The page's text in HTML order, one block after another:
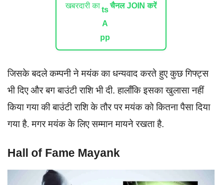
खबरदारी का चैनल JOIN करें
जिसके बदले कम्पनी ने मयंक का धन्यवाद करते हुए कुछ गिफ्ट्स
भी दिए और बग बाउंटी राशि भी दी. हालाँकि इसका खुलासा नहीं
किया गया की बाउंटी राशि के तौर पर मयंक को कितना पैसा दिया
गया है. मगर मयंक के लिए सम्मान मायने रखता है.
Hall of Fame Mayank